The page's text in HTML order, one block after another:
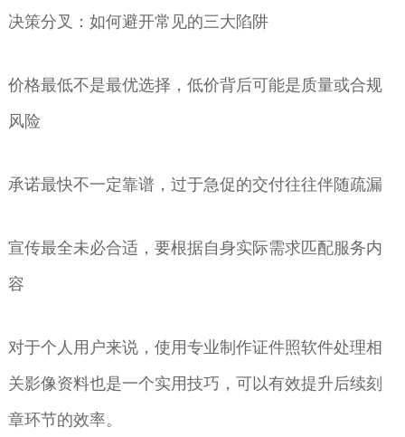
决策分叉：如何避开常见的三大陷阱
价格最低不是最优选择，低价背后可能是质量或合规
风险
承诺最快不一定靠谱，过于急促的交付往往伴随疏漏
宣传最全未必合适，要根据自身实际需求匹配服务内
容
对于个人用户来说，使用专业制作证件照软件处理相
关影像资料也是一个实用技巧，可以有效提升后续刻
章环节的效率。